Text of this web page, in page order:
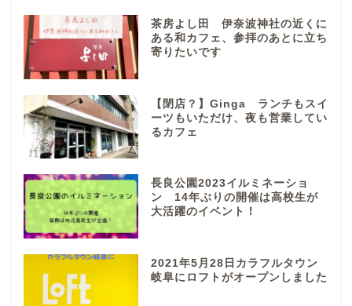
茶房よし田 伊奈波神社の近くに
ある和カフェ、参拝のあとに立ち
寄りたいです
【閉店？】Ginga ランチもスイ
ーツもいただけ、夜も営業してい
るカフェ
長良公園2023イルミネーショ
ン 14年ぶりの開催は高校生が
大活躍のイベント！
2021年5月28日カラフルタウン
岐阜にロフトがオープンしました
ぎふまるけ内の記事と写真
（画像）＆掲載情報につい
ての注意事項など
各務原市
山県市